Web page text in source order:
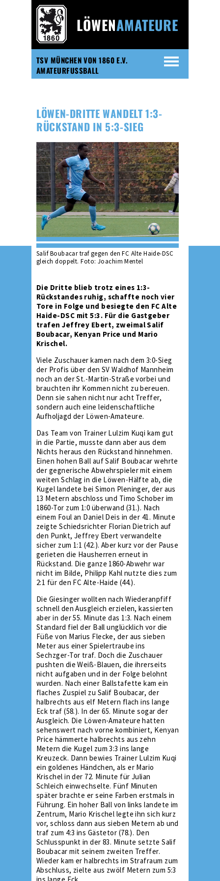
TSV MÜNCHEN VON 1860 E.V.
AMATEURFUSSBALL
LÖWENAMATEURE
LÖWEN-DRITTE WANDELT 1:3-
RÜCKSTAND IN 5:3-SIEG
Salif Boubacar traf gegen den FC Alte Haide-DSC
gleich doppelt. Foto: Joachim Mentel
Die Dritte blieb trotz eines 1:3-
Rückstandes ruhig, schaffte noch vier
Tore in Folge und besiegte den FC Alte
Haide-DSC mit 5:3. Für die Gastgeber
trafen Jeffrey Ebert, zweimal Salif
Boubacar, Kenyan Price und Mario
Krischel.
Viele Zuschauer kamen nach dem 3:0-Sieg
der Profis über den SV Waldhof Mannheim
noch an der St.-Martin-Straße vorbei und
brauchten ihr Kommen nicht zu bereuen.
Denn sie sahen nicht nur acht Treffer,
sondern auch eine leidenschaftliche
Aufholjagd der Löwen-Amateure.
Das Team von Trainer Lulzim Kuqi kam gut
in die Partie, musste dann aber aus dem
Nichts heraus den Rückstand hinnehmen.
Einen hohen Ball auf Salif Boubacar wehrte
der gegnerische Abwehrspieler mit einem
weiten Schlag in die Löwen-Hälfte ab, die
Kugel landete bei Simon Pleninger, der aus
13 Metern abschloss und Timo Schober im
1860-Tor zum 1:0 überwand (31.). Nach
einem Foul an Daniel Deis in der 41. Minute
zeigte Schiedsrichter Florian Dietrich auf
den Punkt, Jeffrey Ebert verwandelte
sicher zum 1:1 (42.). Aber kurz vor der Pause
gerieten die Hausherren erneut in
Rückstand. Die ganze 1860-Abwehr war
nicht im Bilde, Philipp Kahl nutzte dies zum
2:1 für den FC Alte-Haide (44.).
Die Giesinger wollten nach Wiederanpfiff
schnell den Ausgleich erzielen, kassierten
aber in der 55. Minute das 1:3. Nach einem
Standard fiel der Ball unglücklich vor die
Füße von Marius Flecke, der aus sieben
Meter aus einer Spielertraube ins
Sechzger-Tor traf. Doch die Zuschauer
pushten die Weiß-Blauen, die ihrerseits
nicht aufgaben und in der Folge belohnt
wurden. Nach einer Ballstafette kam ein
flaches Zuspiel zu Salif Boubacar, der
halbrechts aus elf Metern flach ins lange
Eck traf (58.). In der 65. Minute sogar der
Ausgleich. Die Löwen-Amateure hatten
sehenswert nach vorne kombiniert, Kenyan
Price hämmerte halbrechts aus zehn
Metern die Kugel zum 3:3 ins lange
Kreuzeck. Dann bewies Trainer Lulzim Kuqi
ein goldenes Händchen, als er Mario
Krischel in der 72. Minute für Julian
Schleich einwechselte. Fünf Minuten
später brachte er seine Farben erstmals in
Führung. Ein hoher Ball von links landete im
Zentrum, Mario Krischel legte ihn sich kurz
vor, schloss dann aus sieben Metern ab und
traf zum 4:3 ins Gästetor (78.). Den
Schlusspunkt in der 83. Minute setzte Salif
Boubacar mit seinem zweiten Treffer.
Wieder kam er halbrechts im Strafraum zum
Abschluss, zielte aus zwölf Metern zum 5:3